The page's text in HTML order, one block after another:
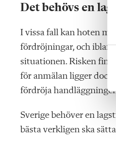
a
t
k
e
s
Det behövs en
I vissa fall kan hoten
fördröjningar, och
situationen. Risken
för anmälan ligger dock
fördröja
Sverige behöver en
bästa verkligen ska